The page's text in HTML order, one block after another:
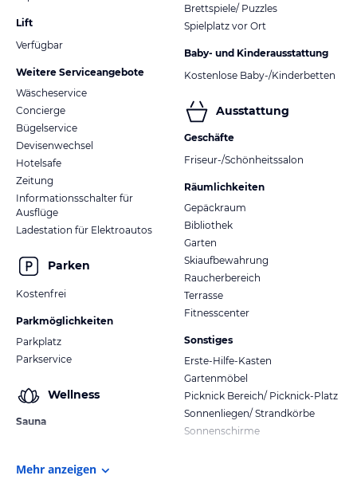
Lift
Verfügbar
Weitere Serviceangebote
Wäscheservice
Concierge
Bügelservice
Devisenwechsel
Hotelsafe
Zeitung
Informationsschalter für
Ausflüge
Ladestation für Elektroautos
Parken
Kostenfrei
Parkmöglichkeiten
Parkplatz
Parkservice
Wellness
Sauna
Brettspiele/ Puzzles
Spielplatz vor Ort
Baby- und Kinderausstattung
Kostenlose Baby-/Kinderbetten
Ausstattung
Geschäfte
Friseur-/Schönheitssalon
Räumlichkeiten
Gepäckraum
Bibliothek
Garten
Skiaufbewahrung
Raucherbereich
Terrasse
Fitnesscenter
Sonstiges
Erste-Hilfe-Kasten
Gartenmöbel
Picknick Bereich/ Picknick-Platz
Sonnenliegen/ Strandkörbe
Sonnenschirme
Mehr anzeigen